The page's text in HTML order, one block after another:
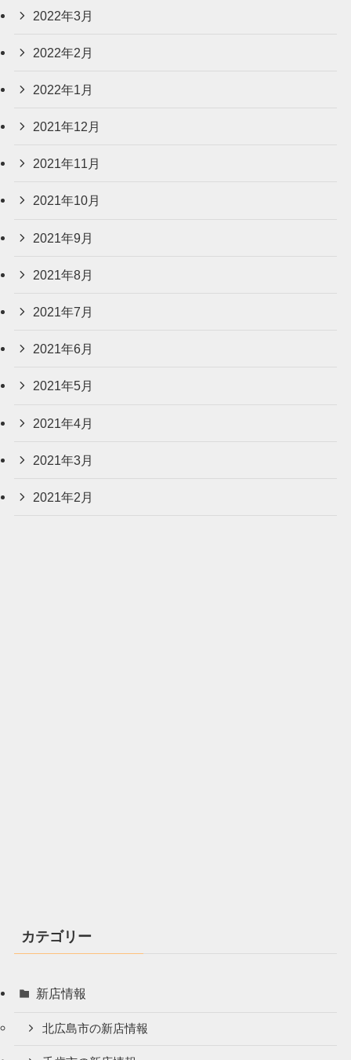
2022年3月
2022年2月
2022年1月
2021年12月
2021年11月
2021年10月
2021年9月
2021年8月
2021年7月
2021年6月
2021年5月
2021年4月
2021年3月
2021年2月
カテゴリー
新店情報
北広島市の新店情報